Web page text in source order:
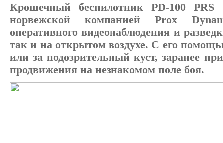
Крошечный беспилотник PD-100 PRS
норвежской компанией Prox
оперативного видеонаблюдения и
так и на открытом воздухе. С его
или за подозрительный куст, заранее
продвижения на незнакомом поле боя.